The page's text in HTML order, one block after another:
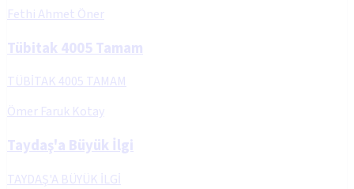
Fethi Ahmet Öner
Tübitak 4005 Tamam
TÜBİTAK 4005 TAMAM
Ömer Faruk Kotay
Taydaş'a Büyük İlgi
TAYDAŞ'A BÜYÜK İLGİ